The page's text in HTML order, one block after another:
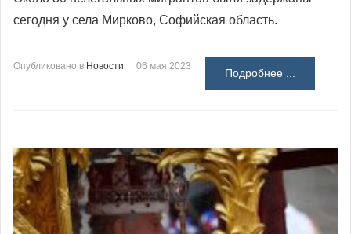
сегодня у села Мирково, Софийская область.
Опубликовано в Новости 06 мая 2023
Подробнее ...